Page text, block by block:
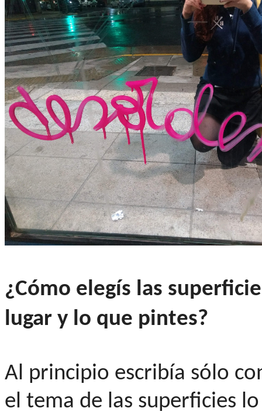
¿Cómo elegís las
lugar y lo que pintes?
Al principio escribía sólo
el tema de las superficies